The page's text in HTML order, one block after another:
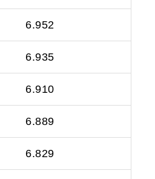
6.952
6.935
6.910
6.889
6.829